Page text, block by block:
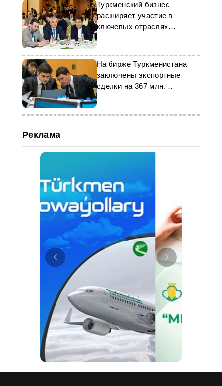
Туркменский бизнес
расширяет участие в
ключевых отраслях
экономики
На бирже Туркменистана
заключены экспортные
сделки на 367 млн.
Реклама